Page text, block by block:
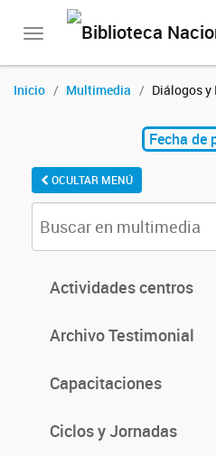
Toggle
Inicio Multimedia Diálogos y
Fecha de
OCULTAR MENÚ
Actividades centros
Archivo Testimonial
Capacitaciones
Ciclos y Jornadas